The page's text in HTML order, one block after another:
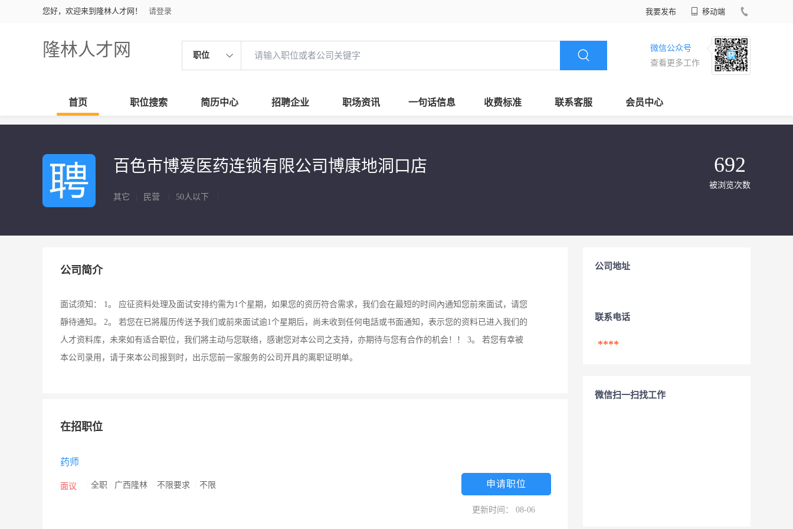
您好，欢迎来到隆林人才网！ 请登录 我要发布 移动端
隆林人才网 职位
微信公众号
查看更多工作
首页 职位搜索 简历中心 招聘企业 职场资讯 一句话信息 收费标准 联系客服 会员中心
百色市博爱医药连锁有限公司博康地洞口店
其它 民营 50人以下
692
被浏览次数
公司简介
面试须知： 1。 应征资料处理及面试安排约需为1个星期，如果您的资历符合需求，我们会在最短的时间內通知您前來面试，请您
靜待通知。 2。 若您在已將履历传送予我们或前來面试逾1个星期后，尚未收到任何电話或书面通知，表示您的资料已进入我们的
人才资料库，未來如有适合职位，我们將主动与您联络，感谢您对本公司之支持，亦期待与您有合作的机会！！ 3。 若您有幸被
本公司录用，请于來本公司报到时，出示您前一家服务的公司开具的离职证明单。
在招职位
药师
面议 全职 广西隆林 不限要求 不限 申请职位
更新时间： 08-06
公司地址
联系电话
****
微信扫一扫找工作